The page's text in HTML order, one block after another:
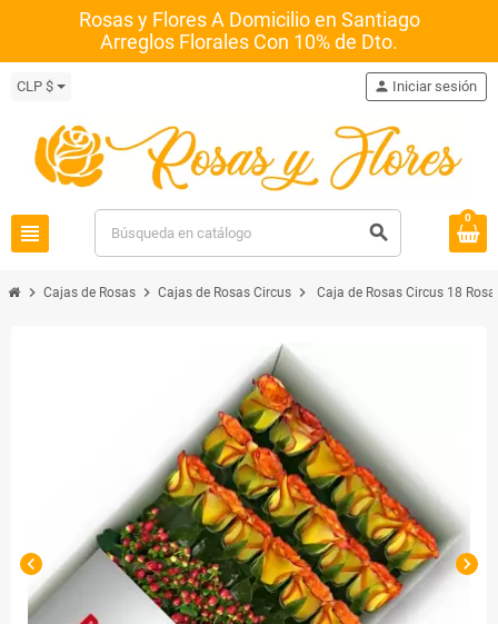
Rosas y Flores A Domicilio en Santiago
Arreglos Florales Con 10% de Dto.
CLP $
view_headline search
person Iniciar sesión
0
chevron_right Cajas de Rosas chevron_right Cajas de Rosas Circus chevron_right Caja de Rosas Circus 18
chevron_left chevron_right